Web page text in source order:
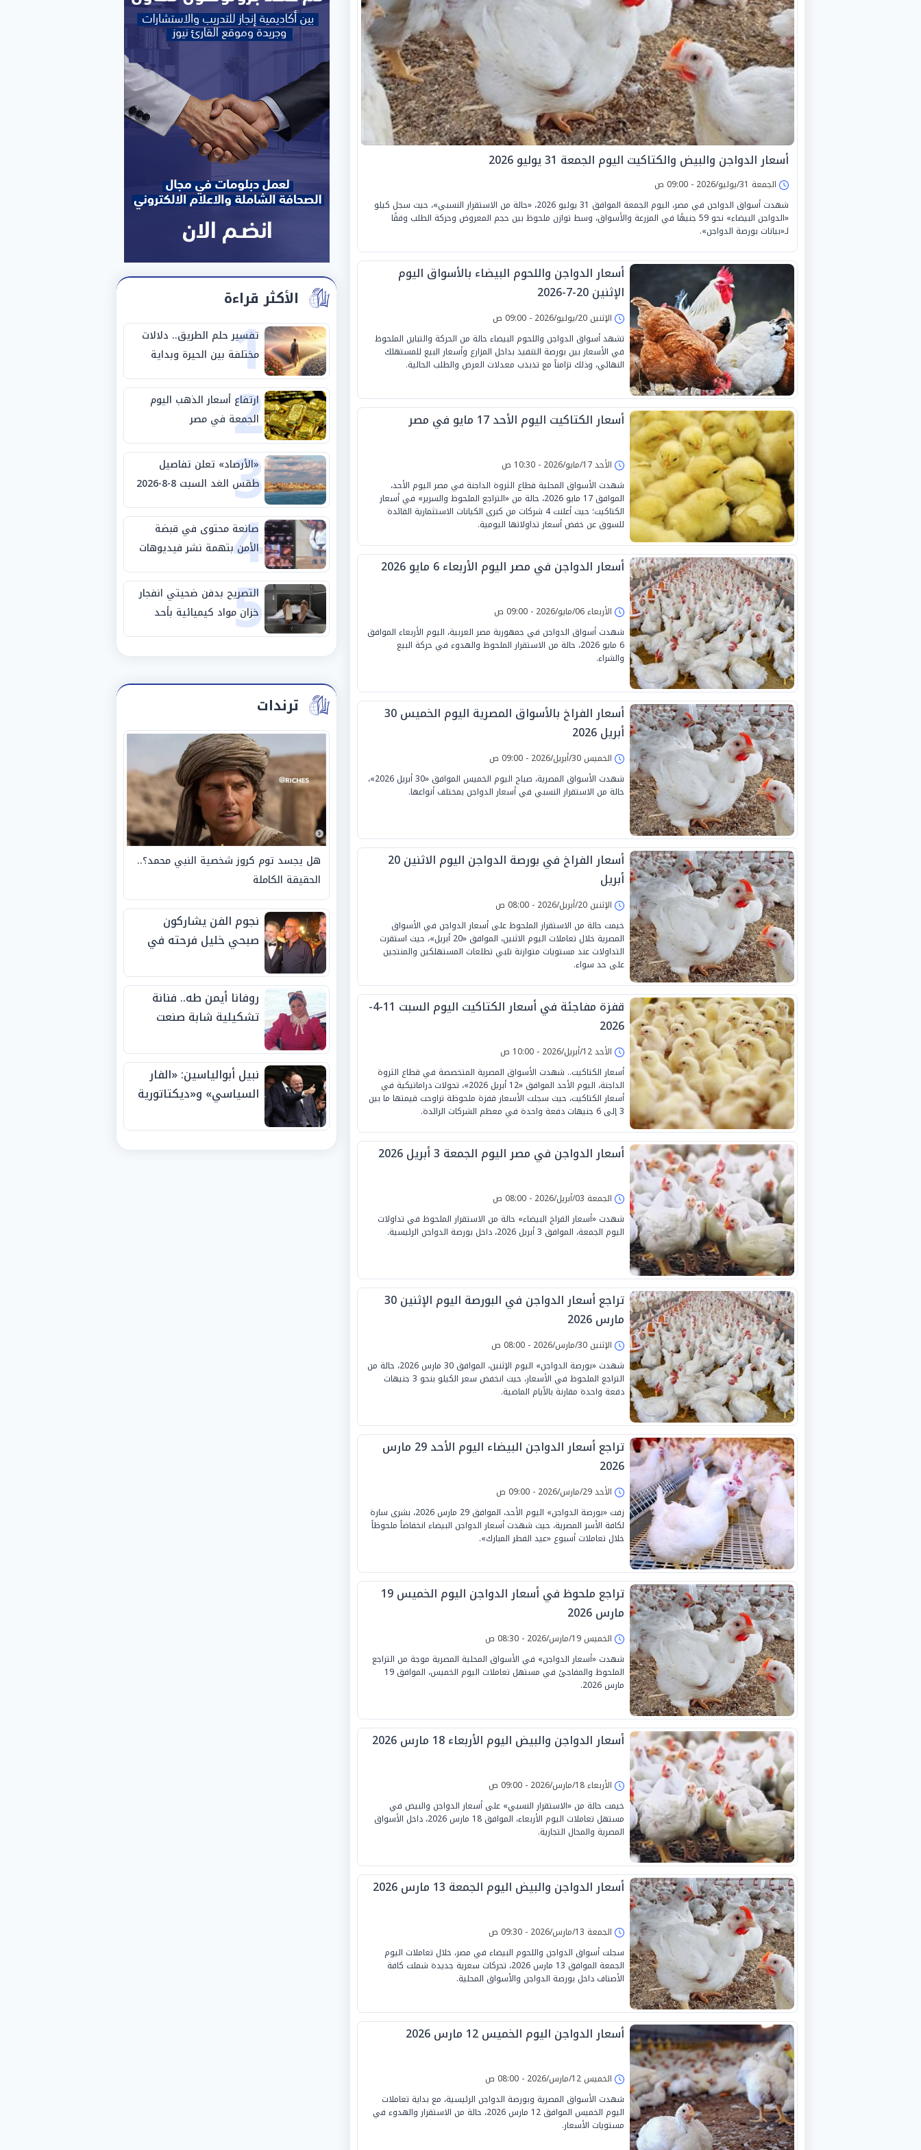
أسعار الدواجن والبيض والكتاكيت اليوم الجمعة 31 يوليو 2026
الجمعة 31/يوليو/2026 - 09:00 ص
شهدت أسواق الدواجن في مصر، اليوم الجمعة الموافق 31 يوليو 2026، «حالة من الاستقرار النسبي»، حيث سجل كيلو
«الدواجن البيضاء» نحو 59 جنيهًا في المزرعة والأسواق، وسط توازن ملحوظ بين حجم المعروض وحركة الطلب وفقًا
لـ«بيانات بورصة الدواجن».
أسعار الدواجن واللحوم البيضاء بالأسواق اليوم
الإثنين 20-7-2026
الإثنين 20/يوليو/2026 - 09:00 ص
تشهد أسواق الدواجن واللحوم البيضاء حالة من الحركة والتباين الملحوظ
في الأسعار بين بورصة التنفيذ بداخل المزارع وأسعار البيع للمستهلك
النهائي، وذلك تزامناً مع تذبذب معدلات العرض والطلب الحالية.
أسعار الكتاكيت اليوم الأحد 17 مايو في مصر
الأحد 17/مايو/2026 - 10:30 ص
شهدت الأسواق المحلية قطاع الثروة الداجنة في مصر اليوم الأحد،
الموافق 17 مايو 2026، حالة من «التراجع الملحوظ والسرير» في أسعار
الكتاكيت؛ حيث أعلنت 4 شركات من كبرى الكيانات الاستثمارية القائدة
للسوق عن خفض أسعار تداولاتها اليومية.
أسعار الدواجن في مصر اليوم الأربعاء 6 مايو 2026
الأربعاء 06/مايو/2026 - 09:00 ص
شهدت أسواق الدواجن في جمهورية مصر العربية، اليوم الأربعاء الموافق
6 مايو 2026، حالة من الاستقرار الملحوظ والهدوء في حركة البيع
والشراء.
أسعار الفراخ بالأسواق المصرية اليوم الخميس 30
أبريل 2026
الخميس 30/أبريل/2026 - 09:00 ص
شهدت الأسواق المصرية، صباح اليوم الخميس الموافق «30 أبريل 2026»،
حالة من الاستقرار النسبي في أسعار الدواجن بمختلف أنواعها.
أسعار الفراخ في بورصة الدواجن اليوم الاثنين 20
أبريل
الإثنين 20/أبريل/2026 - 08:00 ص
خيمت حالة من الاستقرار الملحوظ على أسعار الدواجن في الأسواق
المصرية خلال تعاملات اليوم الاثنين، الموافق «20 أبريل»، حيث استقرت
التداولات عند مستويات متوازنة تلبي تطلعات المستهلكين والمنتجين
على حد سواء.
قفزة مفاجئة في أسعار الكتاكيت اليوم السبت 11-4-
2026
الأحد 12/أبريل/2026 - 10:00 ص
أسعار الكتاكيت.. شهدت الأسواق المصرية المتخصصة في قطاع الثروة
الداجنة، اليوم الأحد الموافق «12 أبريل 2026»، تحولات دراماتيكية في
أسعار الكتاكيت، حيث سجلت الأسعار قفزة ملحوظة تراوحت قيمتها ما بين
3 إلى 6 جنيهات دفعة واحدة في معظم الشركات الرائدة.
أسعار الدواجن في مصر اليوم الجمعة 3 أبريل 2026
الجمعة 03/أبريل/2026 - 08:00 ص
شهدت «أسعار الفراخ البيضاء» حالة من الاستقرار الملحوظ في تداولات
اليوم الجمعة، الموافق 3 أبريل 2026، داخل بورصة الدواجن الرئيسية.
تراجع أسعار الدواجن في البورصة اليوم الإثنين 30
مارس 2026
الإثنين 30/مارس/2026 - 08:00 ص
شهدت «بورصة الدواجن» اليوم الإثنين، الموافق 30 مارس 2026، حالة من
التراجع الملحوظ في الأسعار، حيث انخفض سعر الكيلو بنحو 3 جنيهات
دفعة واحدة مقارنة بالأيام الماضية.
تراجع أسعار الدواجن البيضاء اليوم الأحد 29 مارس
2026
الأحد 29/مارس/2026 - 09:00 ص
زفت «بورصة الدواجن» اليوم الأحد، الموافق 29 مارس 2026، بشرى سارة
لكافة الأسر المصرية، حيث شهدت أسعار الدواجن البيضاء انخفاضاً ملحوظاً
خلال تعاملات أسبوع «عيد الفطر المبارك».
تراجع ملحوظ في أسعار الدواجن اليوم الخميس 19
مارس 2026
الخميس 19/مارس/2026 - 08:30 ص
شهدت «أسعار الدواجن» في الأسواق المحلية المصرية موجة من التراجع
الملحوظ والمفاجئ في مستهل تعاملات اليوم الخميس، الموافق 19
مارس 2026.
أسعار الدواجن والبيض اليوم الأربعاء 18 مارس 2026
الأربعاء 18/مارس/2026 - 09:00 ص
خيمت حالة من «الاستقرار النسبي» على أسعار الدواجن والبيض في
مستهل تعاملات اليوم الأربعاء، الموافق 18 مارس 2026، داخل الأسواق
المصرية والمحال التجارية.
أسعار الدواجن والبيض اليوم الجمعة 13 مارس 2026
الجمعة 13/مارس/2026 - 09:30 ص
سجلت أسواق الدواجن واللحوم البيضاء في مصر، خلال تعاملات اليوم
الجمعة الموافق 13 مارس 2026، تحركات سعرية جديدة شملت كافة
الأصناف داخل بورصة الدواجن والأسواق المحلية.
أسعار الدواجن اليوم الخميس 12 مارس 2026
الخميس 12/مارس/2026 - 08:00 ص
شهدت الأسواق المصرية وبورصة الدواجن الرئيسية، مع بداية تعاملات
اليوم الخميس الموافق 12 مارس 2026، حالة من الاستقرار والهدوء في
مستويات الأسعار.
الأكثر قراءة
1
تفسير حلم الطريق.. دلالات
مختلفة بين الحيرة وبداية
مرحلة جديدة
2
ارتفاع أسعار الذهب اليوم
الجمعة في مصر
3
«الأرصاد» تعلن تفاصيل
طقس الغد السبت 8-8-2026
والظواهر الجوية
4
صانعة محتوى في قبضة
الأمن بتهمة نشر فيديوهات
خادشة للحياء
5
التصريح بدفن ضحيتي انفجار
خزان مواد كيميائية بأحد
مصانع الفيوم
ترندات
هل يجسد توم كروز شخصية النبي محمد؟..
الحقيقة الكاملة
نجوم الفن يشاركون
صبحي خليل فرحته في
روفانا أيمن طه.. فنانة
تشكيلية شابة صنعت
الجوائز منذ الصغر
نبيل أبوالياسين: «الفار
السياسي» و«ديكتاتورية
الفيفا».. وإقالة